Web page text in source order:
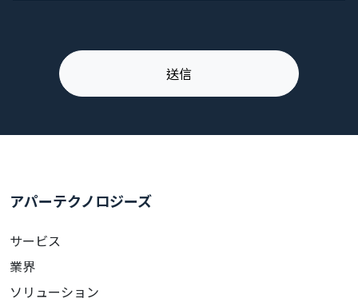
アパーテクノロジーズ
サービス
業界
ソリューション